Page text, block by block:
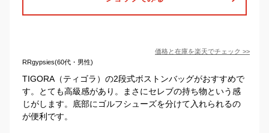
価格と在庫を楽天でチェック >>
RRgypsies(60代・男性)
TIGORA（ティゴラ）の2段式ボストンバッグがおすすめで
す。とても高級感があり。まさにセレブの持ち物という感
じがします。底部にゴルフシューズを分けて入れられるの
が便利です。